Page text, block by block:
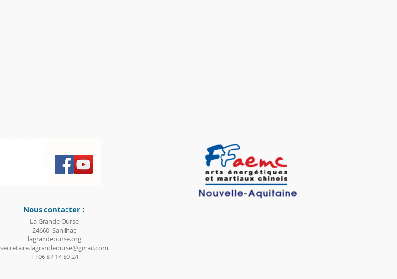
Nous contacter :
La Grande Ourse
24660 Sanilhac
lagrandeourse.org
secretaire.lagrandeourse@gmail.com
T : 06 87 14 80 24